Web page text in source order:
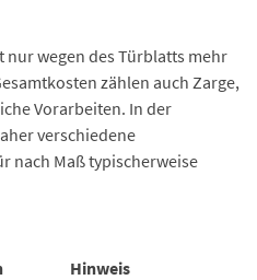
nur wegen des Türblatts mehr
zählen auch Zarge,
Vorarbeiten. In der
verschiedene
nach Maß typischerweise
Hinweis